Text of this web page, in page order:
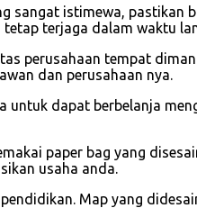
sangat istimewa, pastikan
terjaga dalam waktu
perusahaan tempat
dan perusahaan nya.
untuk dapat berbelanja
paper bag yang
usaha anda.
Map yang